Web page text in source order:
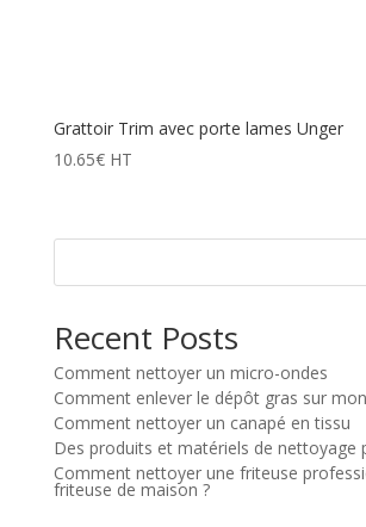
Grattoir Trim avec porte lames Unger
10.65€ HT
Recent Posts
Comment nettoyer un micro-ondes
Comment enlever le dépôt gras sur
Comment nettoyer un canapé en tissu
Des produits et matériels de nettoyage
Comment nettoyer une friteuse
friteuse de maison ?